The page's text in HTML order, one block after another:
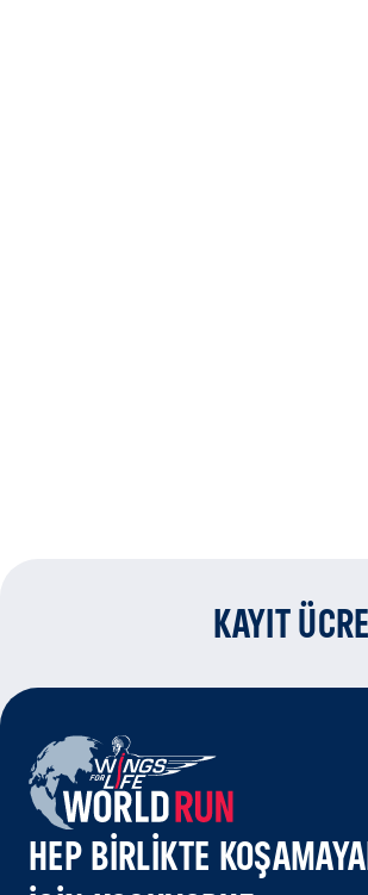
KAYIT
HEP BIRLIKTE